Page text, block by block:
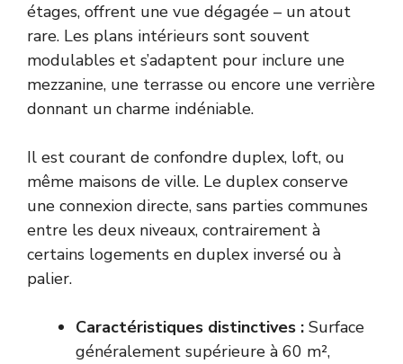
étages, offrent une vue dégagée – un atout
rare. Les plans intérieurs sont souvent
modulables et s’adaptent pour inclure une
mezzanine, une terrasse ou encore une verrière
donnant un charme indéniable.
Il est courant de confondre duplex, loft, ou
même maisons de ville. Le duplex conserve
une connexion directe, sans parties communes
entre les deux niveaux, contrairement à
certains logements en duplex inversé ou à
palier.
Caractéristiques distinctives : Surface
généralement supérieure à 60 m²,